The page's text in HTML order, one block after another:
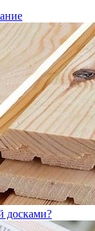
досками?